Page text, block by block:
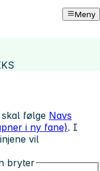
Meny
følge Navs
i ny fane). I
vil
bryter